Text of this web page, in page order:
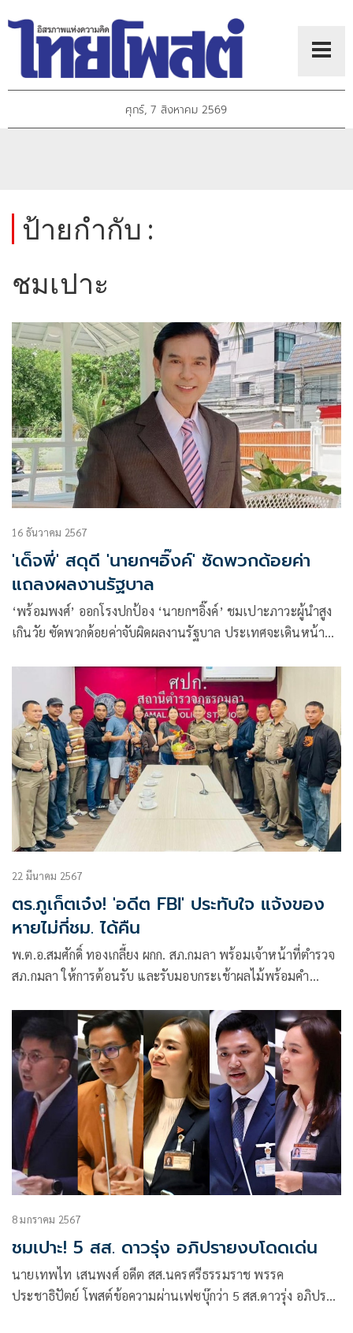
ศุกร์, 7 สิงหาคม 2569
ป้ายกำกับ :
ชมเปาะ
16 ธันวาคม 2567
'เด็จพี่' สดุดี 'นายกฯอิ๊งค์' ซัดพวกด้อยค่า
แถลงผลงานรัฐบาล
‘พร้อมพงศ์’ ออกโรงปกป้อง ‘นายกฯอิ๊งค์’ ชมเปาะภาวะผู้นำสูง
เกินวัย ซัดพวกด้อยค่าจับผิดผลงานรัฐบาล ประเทศจะเดินหน้า
22 มีนาคม 2567
ตร.ภูเก็ตเจ๋ง! 'อดีต FBI' ประทับใจ แจ้งของ
หายไม่กี่ชม. ได้คืน
พ.ต.อ.สมศักดิ์ ทองเกลี้ยง ผกก. สภ.กมลา พร้อมเจ้าหน้าที่ตำรวจ
สภ.กมลา ให้การต้อนรับ และรับมอบกระเช้าผลไม้พร้อมคำ
8 มกราคม 2567
ชมเปาะ! 5 สส. ดาวรุ่ง อภิปรายงบโดดเด่น
นายเทพไท เสนพงศ์ อดีต สส.นครศรีธรรมราช พรรค
ประชาธิปัตย์ โพสต์ข้อความผ่านเฟซบุ๊กว่า 5 สส.ดาวรุ่ง อภิปราย